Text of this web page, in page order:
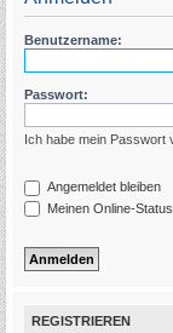
Benutzername:
Passwort:
Ich habe mein Passwort
Angemeldet bleiben
Meinen Online-
REGISTRIEREN